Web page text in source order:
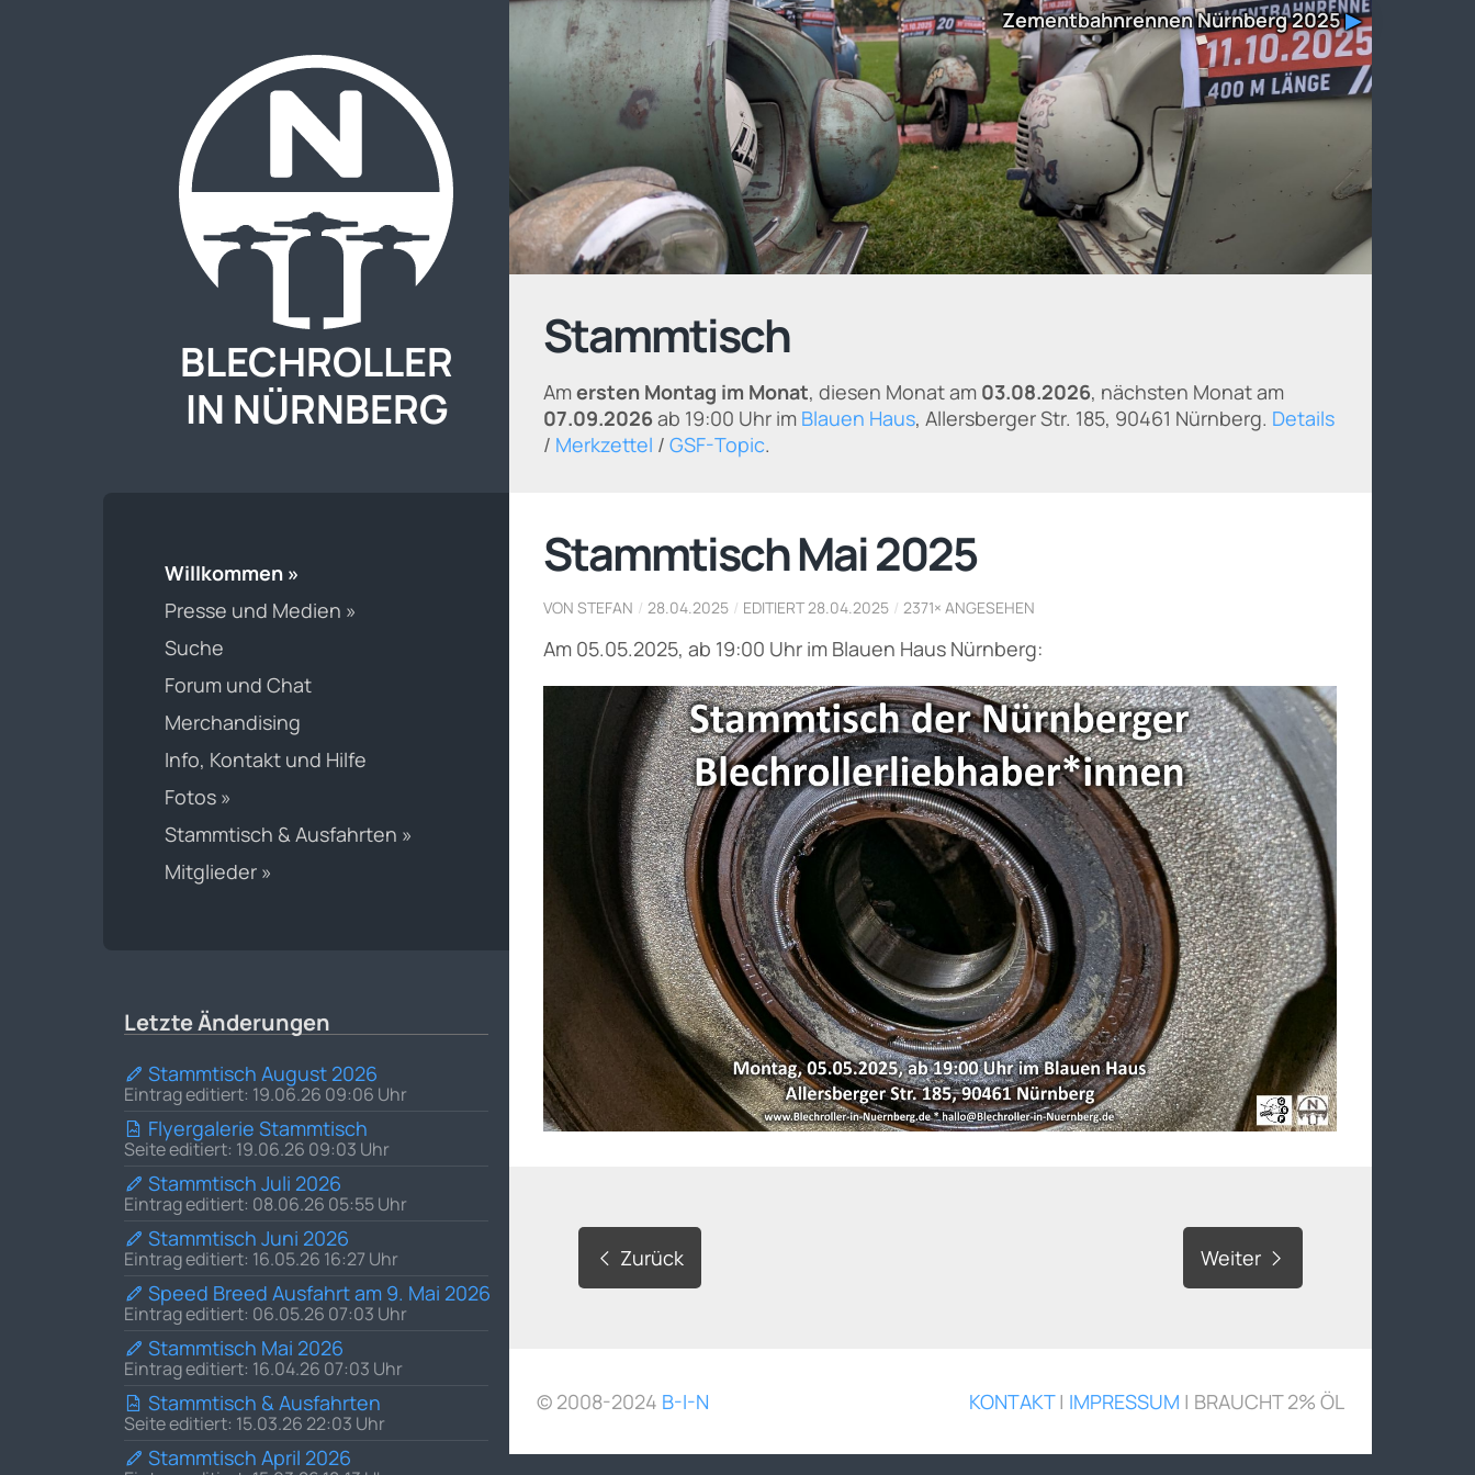
BLECHROLLER
IN NÜRNBERG
Willkommen »
Presse und Medien »
Suche
Forum und Chat
Merchandising
Info, Kontakt und Hilfe
Fotos »
Stammtisch & Ausfahrten »
Mitglieder »
Letzte Änderungen
Stammtisch August 2026
Eintrag editiert: 19.06.26 09:06 Uhr
Flyergalerie Stammtisch
Seite editiert: 19.06.26 09:03 Uhr
Stammtisch Juli 2026
Eintrag editiert: 08.06.26 05:55 Uhr
Stammtisch Juni 2026
Eintrag editiert: 16.05.26 16:27 Uhr
Speed Breed Ausfahrt am 9. Mai 2026
Eintrag editiert: 06.05.26 07:03 Uhr
Stammtisch Mai 2026
Eintrag editiert: 16.04.26 07:03 Uhr
Stammtisch & Ausfahrten
Seite editiert: 15.03.26 22:03 Uhr
Stammtisch April 2026
Zementbahnrennen Nürnberg 2025▶
Stammtisch
Amersten Montag im Monat, diesen Monat am 03.08.2026, nächsten Monat am
07.09.2026ab 19:00 Uhr im Blauen Haus, Allersberger Str. 185, 90461 Nürnberg. Details
/ Merkzettel /GSF-Topic.
Stammtisch Mai 2025
VON STEFAN / 28.04.2025 / EDITIERT 28.04.2025 / 2371× ANGESEHEN
Am 05.05.2025, ab 19:00 Uhr im Blauen Haus Nürnberg:
Zurück Weiter
© 2008-2024 B-I-N KONTAKT| IMPRESSUM | BRAUCHT 2% ÖL